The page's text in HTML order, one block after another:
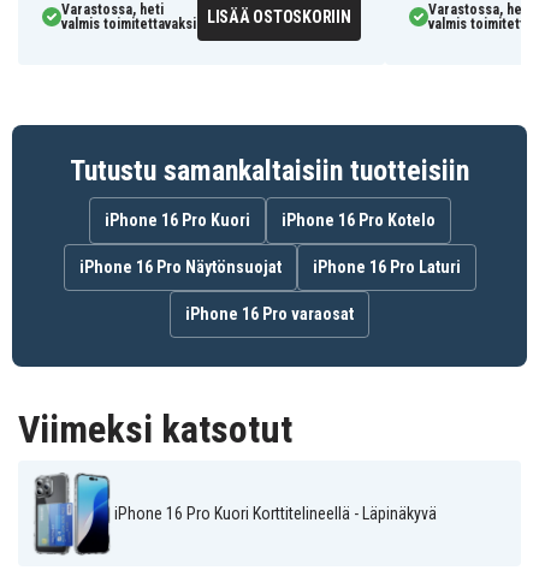
Varastossa, heti
valmis toimitettavaksi
LISÄÄ OSTOSKORIIN
Varastossa, heti
valmis
Tutustu samankaltaisiin tuotteisiin
iPhone 16 Pro Kuori iPhone 16 Pro Kotelo
iPhone 16 Pro Näytönsuojat iPhone 16 Pro Laturi
iPhone 16 Pro varaosat
Viimeksi katsotut
iPhone 16 Pro Kuori Korttitelineellä - Läpinäkyvä